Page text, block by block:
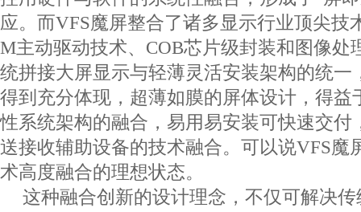
应。而VFS魔屏整合了诸多显示行业顶尖技
M主动驱动技术、 COB芯片级封装和图像处
统拼接大屏显示与轻薄灵活安装架构的统一
得到充分体现，超薄如膜的屏体设计，得益
性系统架构的融合，易用易安装可快速交付
送接收辅助设备的技术融合。可以说VFS魔
术高度融合的理想状态。
这种融合创新的设计理念，不仅可解决